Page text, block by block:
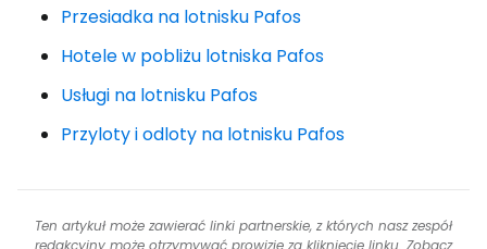
Przesiadka na lotnisku Pafos
Hotele w pobliżu lotniska Pafos
Usługi na lotnisku Pafos
Przyloty i odloty na lotnisku Pafos
Ten artykuł może zawierać linki partnerskie, z których nasz zespół
redakcyjny może otrzymywać prowizje za kliknięcie linku. Zobacz